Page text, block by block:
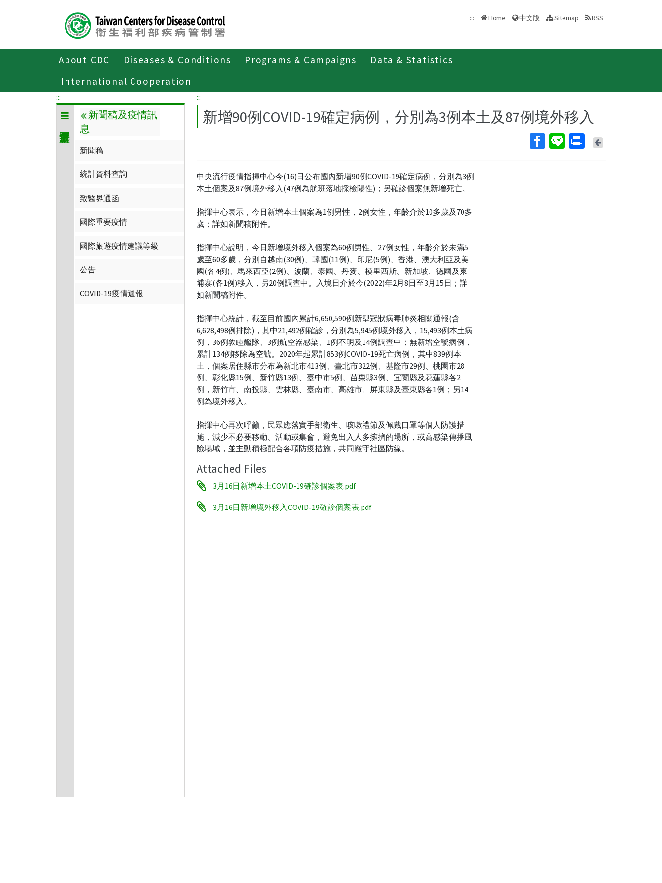
::: Home 中文版 Sitemap RSS
About CDC Diseases & Conditions Programs & Campaigns
Data & Statistics
International Cooperation
傳染病與防疫專題
:::
新聞稿及疫情訊
息
新聞稿
統計資料查詢
致醫界通函
國際重要疫情
國際旅遊疫情建議等級
公告
COVID-19疫情週報
:::
新增90例COVID-19確定病例，分別為3例本土及87例境外移入
Back
中央流行疫情指揮中心今(16)日公布國內新增90例COVID-19確定病例，分別為3例
本土個案及87例境外移入(47例為航班落地採檢陽性)；另確診個案無新增死亡。
指揮中心表示，今日新增本土個案為1例男性，2例女性，年齡介於10多歲及70多
歲；詳如新聞稿附件。
指揮中心說明，今日新增境外移入個案為60例男性、27例女性，年齡介於未滿5
歲至60多歲，分別自越南(30例)、韓國(11例)、印尼(5例)、香港、澳大利亞及美
國(各4例)、馬來西亞(2例)、波蘭、泰國、丹麥、模里西斯、新加坡、德國及柬
埔寨(各1例)移入，另20例調查中。入境日介於今(2022)年2月8日至3月15日；詳
如新聞稿附件。
指揮中心統計，截至目前國內累計6,650,590例新型冠狀病毒肺炎相關通報(含
6,628,498例排除)，其中21,492例確診，分別為5,945例境外移入，15,493例本土病
例，36例敦睦艦隊、3例航空器感染、1例不明及14例調查中；無新增空號病例，
累計134例移除為空號。2020年起累計853例COVID-19死亡病例，其中839例本
土，個案居住縣市分布為新北市413例、臺北市322例、基隆市29例、桃園市28
例、彰化縣15例、新竹縣13例、臺中市5例、苗栗縣3例、宜蘭縣及花蓮縣各2
例，新竹市、南投縣、雲林縣、臺南市、高雄市、屏東縣及臺東縣各1例；另14
例為境外移入。
指揮中心再次呼籲，民眾應落實手部衛生、咳嗽禮節及佩戴口罩等個人防護措
施，減少不必要移動、活動或集會，避免出入人多擁擠的場所，或高感染傳播風
險場域，並主動積極配合各項防疫措施，共同嚴守社區防線。
Attached Files
3月16日新增本土COVID-19確診個案表.pdf
3月16日新增境外移入COVID-19確診個案表.pdf